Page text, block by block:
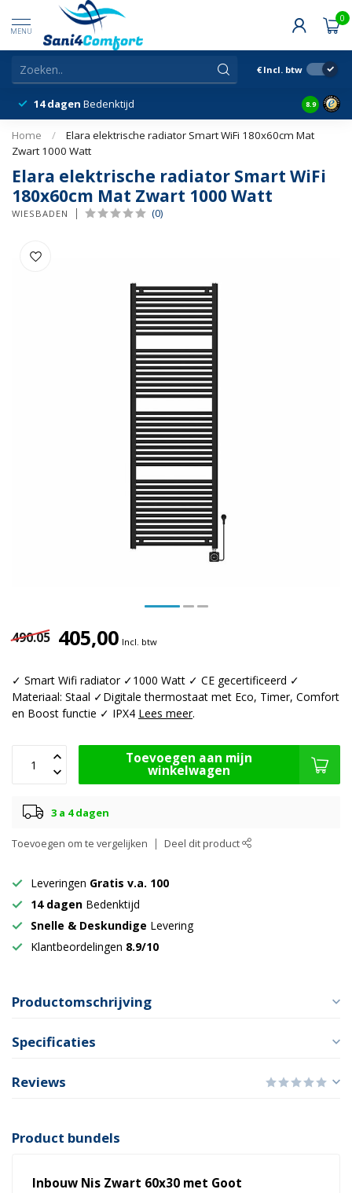
MENU
0
€ Incl. btw
14 dagen Bedenktijd Snelle
8.9
Home /
Elara elektrische radiator Smart WiFi 180x60cm Mat
Zwart 1000 Watt
Elara elektrische radiator Smart WiFi
180x60cm Mat Zwart 1000 Watt
WIESBADEN (0)
490.05 405,00 Incl. btw
✓ Smart Wifi radiator ✓1000 Watt ✓ CE gecertificeerd ✓
Materiaal: Staal ✓Digitale thermostaat met Eco, Timer, Comfort
en Boost functie ✓ IPX4 Lees meer.
Toevoegen aan mijn
winkelwagen
3 a 4 dagen
Toevoegen om te vergelijken Deel dit product
Leveringen Gratis v.a. 100
14 dagen Bedenktijd
Snelle & Deskundige Levering
Klantbeordelingen 8.9/10
Productomschrijving
Specificaties
Reviews
Product bundels
Inbouw Nis Zwart 60x30 met Goot